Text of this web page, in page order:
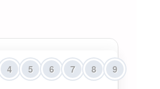
4 5 6 7 8 9